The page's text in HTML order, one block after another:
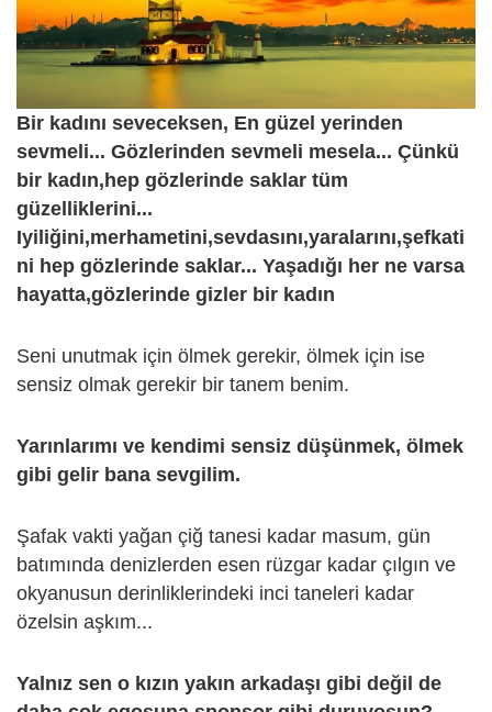
Bir kadını seveceksen, En güzel yerinden
sevmeli... Gözlerinden sevmeli mesela... Çünkü
bir kadın,hep gözlerinde saklar tüm
güzelliklerini...
Iyiliğini,merhametini,sevdasını,yaralarını,şefkati
ni hep gözlerinde saklar... Yaşadığı her ne varsa
hayatta,gözlerinde gizler bir kadın
Seni unutmak için ölmek gerekir, ölmek için ise
sensiz olmak gerekir bir tanem benim.
Yarınlarımı ve kendimi sensiz düşünmek, ölmek
gibi gelir bana sevgilim.
Şafak vakti yağan çiğ tanesi kadar masum, gün
batımında denizlerden esen rüzgar kadar çılgın ve
okyanusun derinliklerindeki inci taneleri kadar
özelsin aşkım...
Yalnız sen o kızın yakın arkadaşı gibi değil de